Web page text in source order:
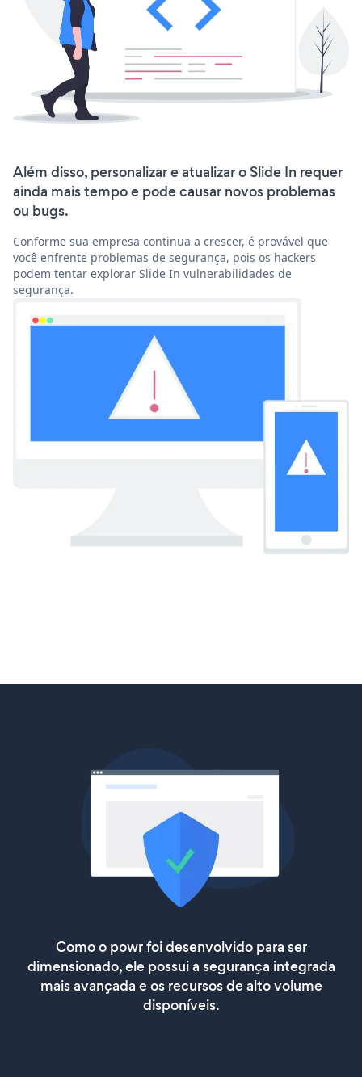
Além disso, personalizar e atualizar o Slide In requer
ainda mais tempo e pode causar novos problemas
ou bugs.
Conforme sua empresa continua a crescer, é provável que
você enfrente problemas de segurança, pois os hackers
podem tentar explorar Slide In vulnerabilidades de
segurança.
Como o powr foi desenvolvido para ser
dimensionado, ele possui a segurança integrada
mais avançada e os recursos de alto volume
disponíveis.